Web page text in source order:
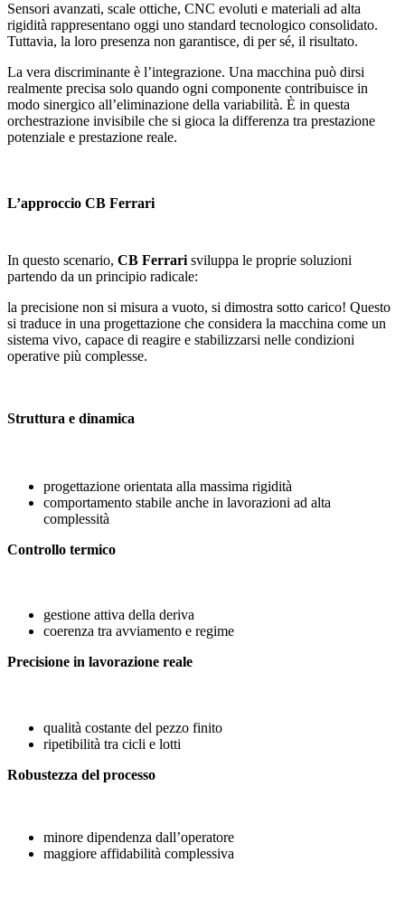
Sensori avanzati, scale ottiche, CNC evoluti e materiali ad alta
rigidità rappresentano oggi uno standard tecnologico consolidato.
Tuttavia, la loro presenza non garantisce, di per sé, il risultato.
La vera discriminante è l’integrazione. Una macchina può dirsi
realmente precisa solo quando ogni componente contribuisce in
modo sinergico all’eliminazione della variabilità. È in questa
orchestrazione invisibile che si gioca la differenza tra prestazione
potenziale e prestazione reale.
L’approccio CB Ferrari
In questo scenario, CB Ferrari sviluppa le proprie soluzioni
partendo da un principio radicale:
la precisione non si misura a vuoto, si dimostra sotto carico! Questo
si traduce in una progettazione che considera la macchina come un
sistema vivo, capace di reagire e stabilizzarsi nelle condizioni
operative più complesse.
Struttura e dinamica
progettazione orientata alla massima rigidità
comportamento stabile anche in lavorazioni ad alta
complessità
Controllo termico
gestione attiva della deriva
coerenza tra avviamento e regime
Precisione in lavorazione reale
qualità costante del pezzo finito
ripetibilità tra cicli e lotti
Robustezza del processo
minore dipendenza dall’operatore
maggiore affidabilità complessiva